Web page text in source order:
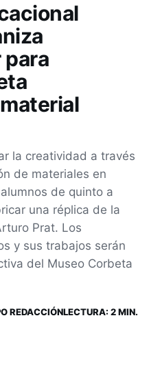
la creatividad a través
de materiales en
de quinto a
una réplica de la
Prat. Los
y sus trabajos serán
del Museo Corbeta
REDACCIÓNLECTURA: 2 MIN.